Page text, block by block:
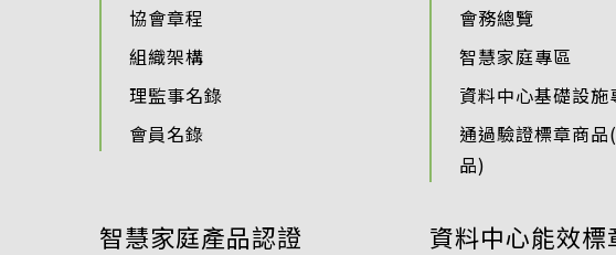
協會章程
組織架構
理監事名錄
會員名錄
會務總覽
智慧家庭專區
資料中心基礎設施
通過驗證標章商
品)
智慧家庭產品認證 資料中心能效標